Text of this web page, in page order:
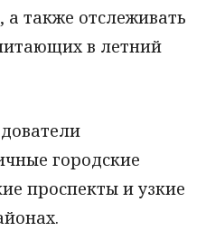
также отслеживать
в летний
городские
проспекты и узкие